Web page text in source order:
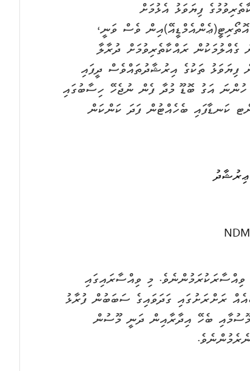
ފިޔަވަޅު އެޅުމަށް
ވެސް ވަނީ،
ރައްކާތެރިވުމަށް ދުރާލާ
ފިޔަވަޅު ތަކުގެ އިރުޝާދުތައްވެސް ދީފައި
ހުންނަ އަގު ބޮޑޫ މުދާ ފެން ނުޖެހޭ ހިސާބުގައި
ކަނޑާފައި ބެހެއްޓުން ފަދަ ކަންކަން
މި ވިއްސާރައިގައި
ރަށްރަށުގައި ގަދަވައިގެ ސަބަބުން ފުރާޅު
މޫސުމާއި ބެހޭ އިދާރާއިން ދަނީ މޫސުން